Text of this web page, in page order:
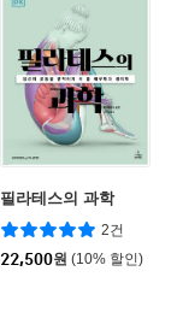
필라테스의 과학
2건
22,500원 (10% 할인)